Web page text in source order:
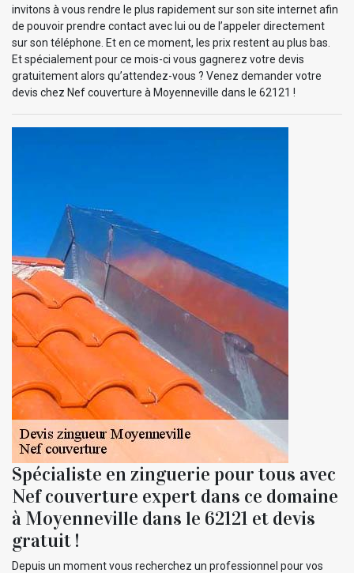
invitons à vous rendre le plus rapidement sur son site internet afin
de pouvoir prendre contact avec lui ou de l’appeler directement
sur son téléphone. Et en ce moment, les prix restent au plus bas.
Et spécialement pour ce mois-ci vous gagnerez votre devis
gratuitement alors qu’attendez-vous ? Venez demander votre
devis chez Nef couverture à Moyenneville dans le 62121 !
Spécialiste en zinguerie pour tous avec
Nef couverture expert dans ce domaine
à Moyenneville dans le 62121 et devis
gratuit !
Depuis un moment vous recherchez un professionnel pour vos